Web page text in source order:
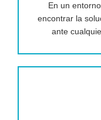
En un
encontrar la
ante